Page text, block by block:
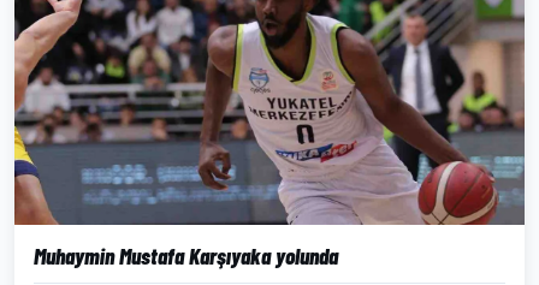
Muhaymin Mustafa Karşıyaka yolunda